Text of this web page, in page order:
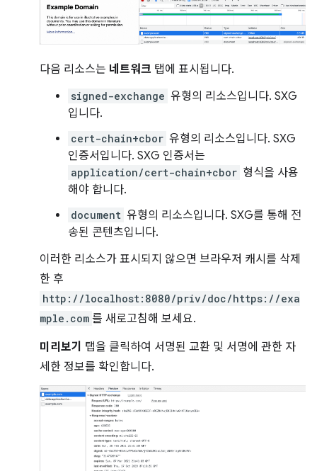
다음 리소스는 네트워크 탭에 표시됩니다.
signed-exchange 유형의 리소스입니다. SXG
입니다.
cert-chain+cbor 유형의 리소스입니다. SXG
인증서입니다. SXG 인증서는
application/cert-chain+cbor 형식을 사용
해야 합니다.
document 유형의 리소스입니다. SXG를 통해 전
송된 콘텐츠입니다.
이러한 리소스가 표시되지 않으면 브라우저 캐시를 삭제
한 후
http://localhost:8080/priv/doc/https://exa
mple.com 를 새로고침해 보세요.
미리보기 탭을 클릭하여 서명된 교환 및 서명에 관한 자
세한 정보를 확인합니다.